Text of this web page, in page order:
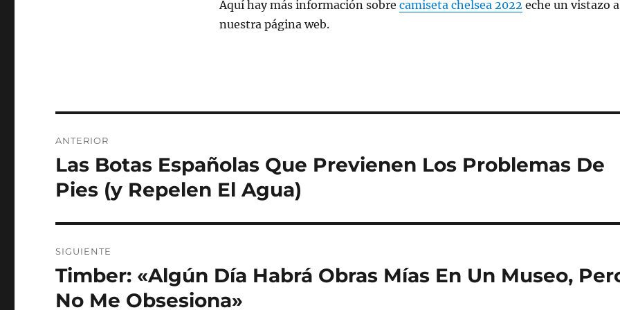
Aquí hay más información sobre camiseta chelsea 2022 eche un vistazo a
nuestra página web.
de
entradas
ANTERIOR
Entrada
anterior:
Las Botas Españolas Que Previenen Los Problemas De
Pies (y Repelen El Agua)
SIGUIENTE
Entrada
siguiente:
Timber: «Algún Día Habrá Obras Mías En Un Museo,
No Me Obsesiona»